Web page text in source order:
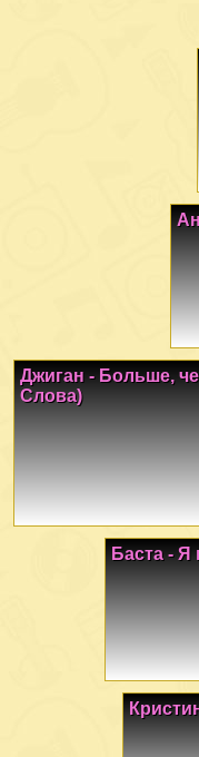
Джиган - Больше,
Слова)
Баста - Я